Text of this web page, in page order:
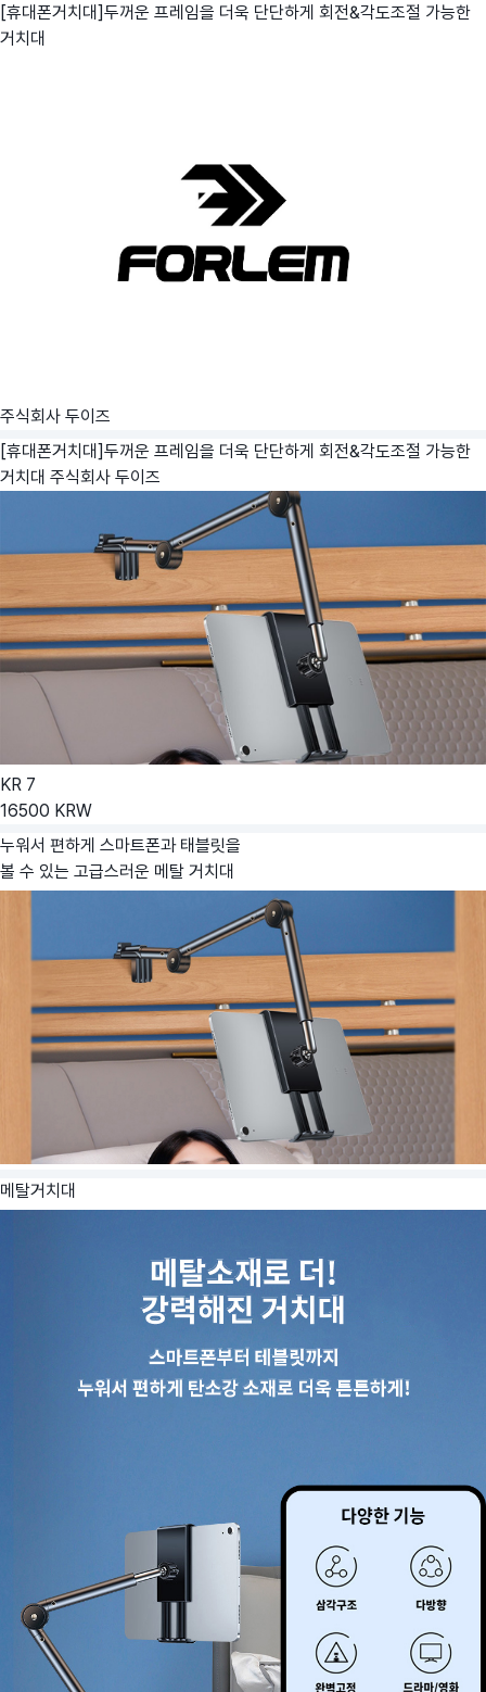
[휴대폰거치대]두꺼운 프레임을 더욱 단단하게 회전&각도조절 가능한
거치대
주식회사 두이즈
[휴대폰거치대]두꺼운 프레임을 더욱 단단하게 회전&각도조절 가능한
거치대 주식회사 두이즈
KR 7
16500 KRW
누워서 편하게 스마트폰과 태블릿을
볼 수 있는 고급스러운 메탈 거치대
메탈거치대